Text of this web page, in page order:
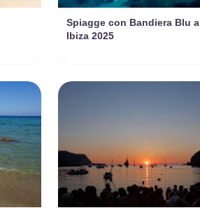
Spiagge con Bandiera Blu a
Ibiza 2025